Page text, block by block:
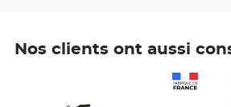
Nos clients ont aussi